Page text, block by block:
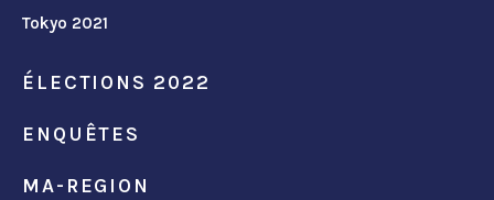
Tokyo 2021
ÉLECTIONS 2022
ENQUÊTES
MA-REGION